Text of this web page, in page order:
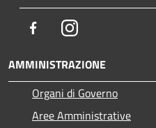
FacebookInstagram
AMMINISTRAZIONE
Organi di Governo
Aree Amministrative